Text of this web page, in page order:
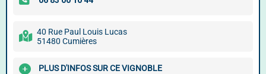
40 Rue Paul Louis Lucas
51480 Cumières
PLUS D'INFOS SUR CE VIGNOBLE